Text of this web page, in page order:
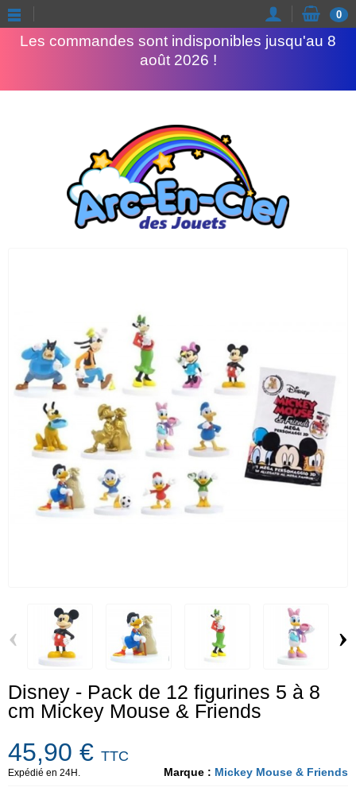
Les commandes sont indisponibles jusqu'au 8
août 2026 !
0
‹ ›
Disney - Pack de 12 figurines 5 à 8
cm Mickey Mouse & Friends
Marque : Mickey Mouse & Friends
45,90 € TTC
Expédié en 24H.